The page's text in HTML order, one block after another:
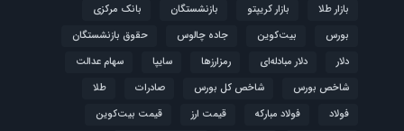
بازار طلا
بازار کریپتو بازنشستگان
بانک مرکزی
بورس
بیت‌کوین جاده چالوس
حقوق بازنشستگان
دلار
دلار مبادله‌ای رمزارزها سایپا
سهام عدالت
شاخص بورس
شاخص کل بورس صادرات
طلا
فولاد
فولاد مبارکه قیمت ارز
قیمت بیت‌کوین